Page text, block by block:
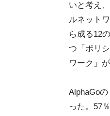
いと考え
ルネット
ら成る12
つ「ポリ
ワーク」
AlphaGo
った。57